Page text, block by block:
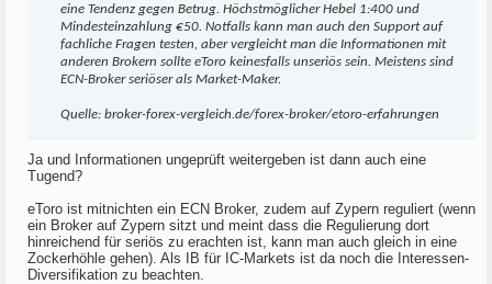
eine Tendenz gegen Betrug. Höchstmöglicher Hebel 1:400 und
Mindesteinzahlung €50. Notfalls kann man auch den Support auf
fachliche Fragen testen, aber vergleicht man die Informationen mit
anderen Brokern sollte eToro keinesfalls unseriös sein. Meistens sind
ECN-Broker seriöser als Market-Maker.
Quelle: broker-forex-vergleich.de/forex-broker/etoro-erfahrungen
Ja und Informationen ungeprüft weitergeben ist dann auch eine
Tugend?
eToro ist mitnichten ein ECN Broker, zudem auf Zypern reguliert (wenn
ein Broker auf Zypern sitzt und meint dass die Regulierung dort
hinreichend für seriös zu erachten ist, kann man auch gleich in eine
Zockerhöhle gehen). Als IB für IC-Markets ist da noch die Interessen-
Diversifikation zu beachten.